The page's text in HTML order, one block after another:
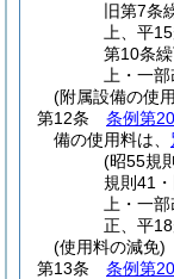
旧第7条
上、平
第10条
上・一
(附属設備の使
第12条
条例第
備の使用料は、
(昭55規
規則41
上・一
正、平
(使用料の減免)
第13条
条例第